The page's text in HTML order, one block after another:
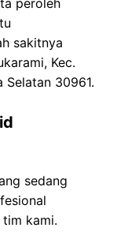
peroleh
sakitnya
Kec.
Selatan 30961.
sedang
kami.